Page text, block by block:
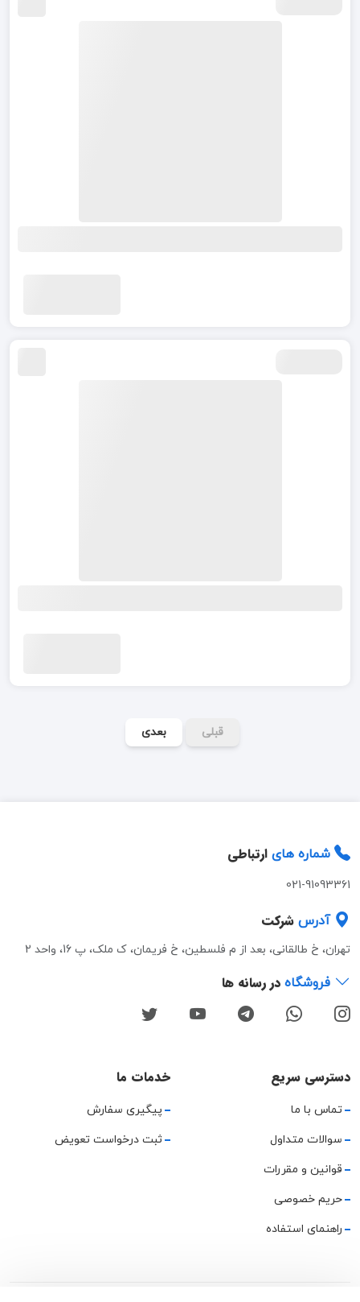
قبلی بعدی
شماره های ارتباطی
021-91093361
آدرس شرکت
تهران، خ طالقانی، بعد از م فلسطین، خ فریمان، ک ملک، پ 16، واحد 2
فروشگاه در رسانه ها
دسترسی سریع
تماس با ما
سوالات متداول
قوانین و مقررات
حریم خصوصی
راهنمای استفاده
خدمات ما
پیگیری سفارش
ثبت درخواست تعویض